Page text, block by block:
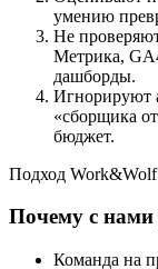
умению
Не
Метрика,
дашборды.
Игнорируют
«сборщика
бюджет.
Подход Work&Wolf
Почему с
Команда на